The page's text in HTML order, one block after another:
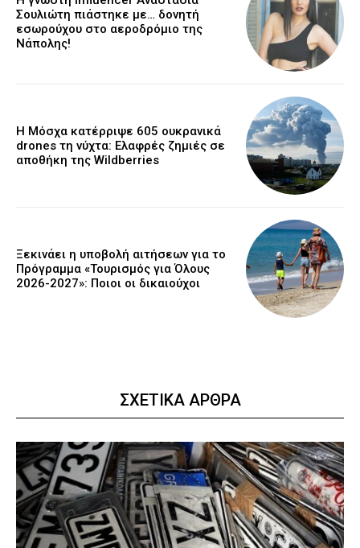
Σουλιώτη πιάστηκε με… δονητή
εσωρούχου στο αεροδρόμιο της
Νάπολης!
Η Μόσχα κατέρριψε 605 ουκρανικά
drones τη νύχτα: Ελαφρές ζημιές σε
αποθήκη της Wildberries
Ξεκινάει η υποβολή αιτήσεων για το
Πρόγραμμα «Τουρισμός για Όλους
2026-2027»: Ποιοι οι δικαιούχοι
ΣΧΕΤΙΚΑ ΑΡΘΡΑ